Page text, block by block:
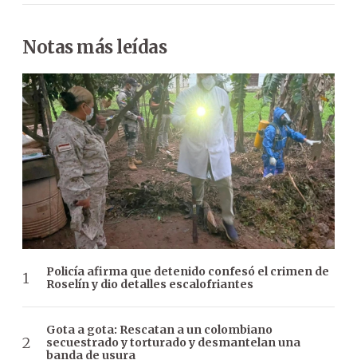
Notas más leídas
Policía afirma que detenido confesó el crimen de
Roselín y dio detalles escalofriantes
Gota a gota: Rescatan a un colombiano
secuestrado y torturado y desmantelan una
banda de usura